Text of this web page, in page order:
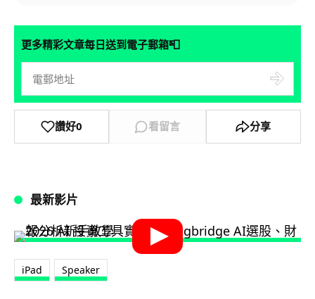
更多精彩文章每日送到電子郵箱📮
讚好0 看留言 分享
最新影片
iPad Speaker